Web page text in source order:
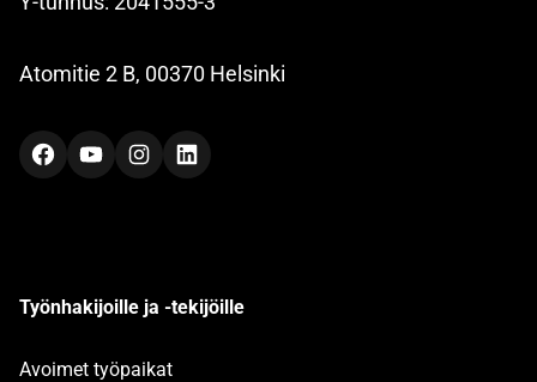
Atomitie 2 B, 00370 Helsinki
FacebookYouTubeInstagramLinkedIn
Työnhakijoille ja -tekijöille
Avoimet työpaikat